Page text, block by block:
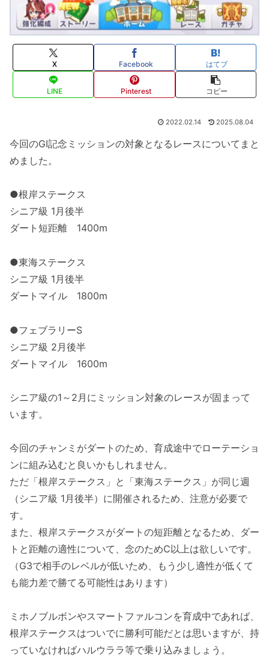
X Facebook はてブ
LINE Pinterest コピー
2022.02.14 2025.08.04
今回のGI記念ミッションの対象となるレースについてまと
めました。
●根岸ステークス
シニア級 1月後半
ダート短距離 1400m
●東海ステークス
シニア級 1月後半
ダートマイル 1800m
●フェブラリーS
シニア級 2月後半
ダートマイル 1600m
シニア級の1～2月にミッション対象のレースが固まって
います。
今回のチャンミがダートのため、育成途中でローテーショ
ンに組み込むと良いかもしれません。
ただ「根岸ステークス」と「東海ステークス」が同じ週
（シニア級 1月後半）に開催されるため、注意が必要で
す。
また、根岸ステークスがダートの短距離となるため、ダー
トと距離の適性について、念のためC以上は欲しいです。
（G3で相手のレベルが低いため、もう少し適性が低くて
も能力差で勝てる可能性はあります）
ミホノブルボンやスマートファルコンを育成中であれば、
根岸ステークスはついでに勝利可能だとは思いますが、持
っていなければハルウララ等で乗り込みましょう。